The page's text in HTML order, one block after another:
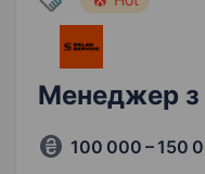
Менеджер
100 000 – 150